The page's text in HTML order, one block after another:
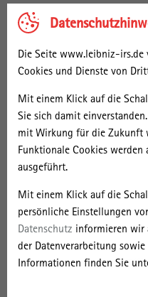
Die Seite www.leibniz-irs.de
Cookies und Dienste von
Mit einem Klick auf die
Sie sich damit
mit Wirkung für die Zukunft
Funktionale Cookies
ausgeführt.
Mit einem Klick auf die
persönliche Einstellungen
Datenschutz informieren wir
der Datenverarbeitung
Informationen finden Sie
Grenzen: Dispositive
Disruptive Ereignisse wie die
Zweiten Weltkrieg haben
Gesellschaften und Räume
welchen Einfluss hat diese
grenzenlosen Europas? Die
European Borders: Dispositifs
erforscht, wie vergangene
geopolitische Konflikte und
Zustand der Grenzen